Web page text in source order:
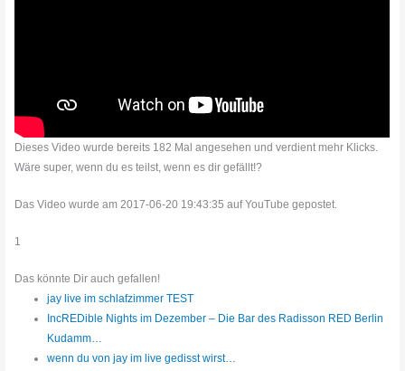
Dieses Video wurde bereits 182 Mal angesehen und verdient mehr Klicks.
Wäre super, wenn du es teilst, wenn es dir gefällt!?
Das Video wurde am 2017-06-20 19:43:35 auf YouTube gepostet.
1
Das könnte Dir auch gefallen!
jay live im schlafzimmer TEST
IncREDible Nights im Dezember – Die Bar des Radisson RED Berlin
Kudamm…
wenn du von jay im live gedisst wirst…